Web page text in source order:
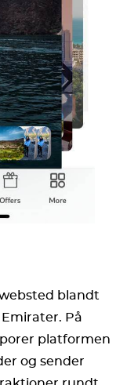
blandt
På
platformen
og sender